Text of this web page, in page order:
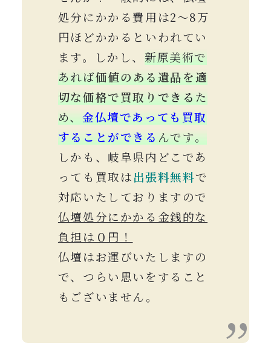
処分にかかる費用は2〜8万
円ほどかかるといわれてい
ます。しかし、 新原美術で
あれば価値のある遺品を適
切な価格で買取り できる た
め、金仏壇であっても買取
することができる んです。
しかも、岐阜県内どこであ
っても買取は出張料無料で
対応いたしておりますので
仏壇処分にかかる金銭的な
負担は０円！
仏壇はお運びいたしますの
で、つらい思いをすること
もございません。